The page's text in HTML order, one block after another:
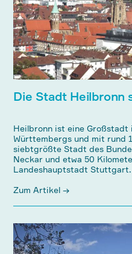
Die Stadt Heilbronn
Heilbronn ist eine Großstadt
Württembergs und mit rund
siebtgrößte Stadt des
Neckar und etwa 50
Landeshauptstadt Stuttgart.
Zum Artikel →